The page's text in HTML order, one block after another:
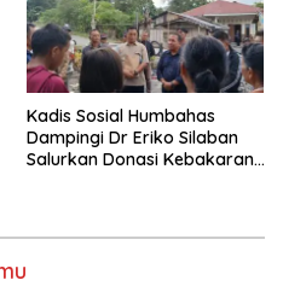
Kadis Sosial Humbahas
Dampingi Dr Eriko Silaban
Salurkan Donasi Kebakaran